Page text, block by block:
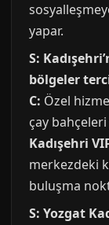
yapar.
S:
bölgeler
C: Özel
çay bahçeleri
Kadışehri
merkezdeki
buluşma
S: Yozgat